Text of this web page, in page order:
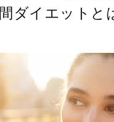
ダイエットと